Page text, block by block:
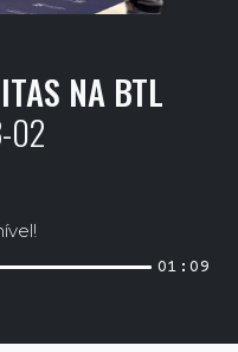
NA BTL
02
01:09